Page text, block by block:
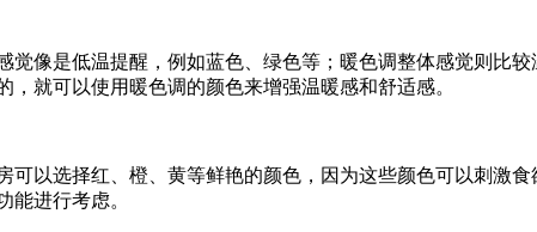
觉像是低温提醒，例如蓝色、绿色等；暖色调整体感觉则比
就可以使用暖色调的颜色来增强温暖感和舒适感。
可以选择红、橙、黄等鲜艳的颜色，因为这些颜色可以刺激
能进行考虑。